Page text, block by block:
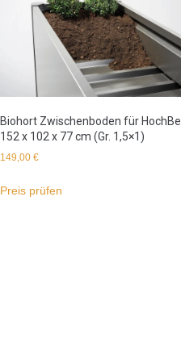
Biohort Zwischenboden für
152 x 102 x 77 cm (Gr. 1,5×1)
149,00€
Preis prüfen